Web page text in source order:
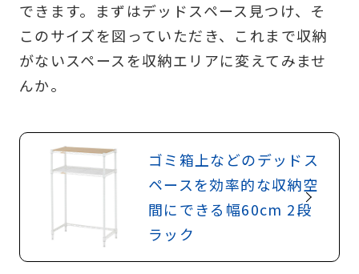
できます。まずはデッドスペース見つけ、そ
このサイズを図っていただき、これまで収納
がないスペースを収納エリアに変えてみませ
んか。
ゴミ箱上などのデッドス
ペースを効率的な収納空
間にできる幅60cm 2段
ラック